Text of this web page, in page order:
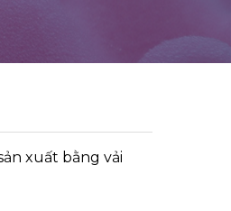
xuất bằng vải